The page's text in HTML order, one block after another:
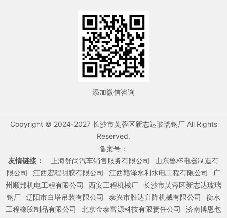
添加微信咨询
Copyright © 2024-2027 长沙市芙蓉区新志达玻璃钢厂 All Rights
Reserved.
备案号：
友情链接：
上海舒尚汽车销售服务有限公司
山东鲁杯电器制造有
限公司
江西宏程明胶有限公司 江西赣泽水利水电工程有限公司
广
州顺邦机电工程有限公司
西安工程机械厂 长沙市芙蓉区新志达玻璃
钢厂 辽阳市白塔吊装有限公司 泰兴市胜达升降机械有限公司
衡水
工程橡胶制品有限公司
北京金泰富源科技有限责任公司
济南博恩包